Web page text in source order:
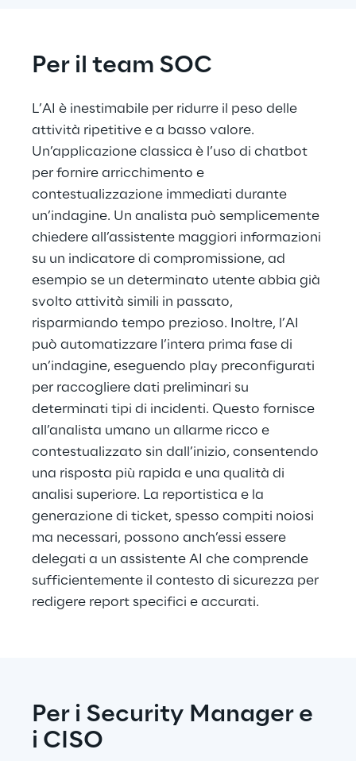
Per il team SOC
L’AI è inestimabile per ridurre il peso delle
attività ripetitive e a basso valore.
Un’applicazione classica è l’uso di chatbot
per fornire arricchimento e
contestualizzazione immediati durante
un’indagine. Un analista può semplicemente
chiedere all’assistente maggiori informazioni
su un indicatore di compromissione, ad
esempio se un determinato utente abbia già
svolto attività simili in passato,
risparmiando tempo prezioso. Inoltre, l’AI
può automatizzare l’intera prima fase di
un’indagine, eseguendo play preconfigurati
per raccogliere dati preliminari su
determinati tipi di incidenti. Questo fornisce
all’analista umano un allarme ricco e
contestualizzato sin dall’inizio, consentendo
una risposta più rapida e una qualità di
analisi superiore. La reportistica e la
generazione di ticket, spesso compiti noiosi
ma necessari, possono anch’essi essere
delegati a un assistente AI che comprende
sufficientemente il contesto di sicurezza per
redigere report specifici e accurati.
Per i Security Manager e
i CISO